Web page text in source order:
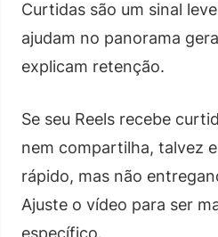
Curtidas são um sinal
ajudam no panorama
explicam retenção.
Se seu Reels recebe
nem compartilha, talvez
rápido, mas não
Ajuste o vídeo para ser
específico.